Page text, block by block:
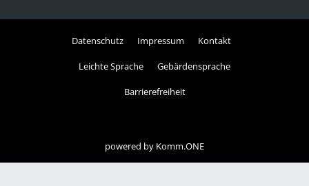
Datenschutz Impressum Kontakt
Leichte Sprache Gebärdensprache
Barrierefreiheit
powered by Komm.ONE